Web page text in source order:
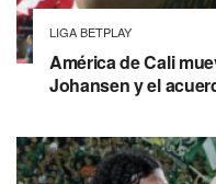
LIGA BETPLAY
América de Cali
Johansen y el